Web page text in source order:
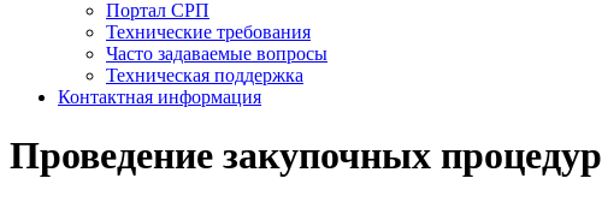
Портал СРП
Технические требования
Часто задаваемые вопросы
Техническая поддержка
Контактная информация
Проведение закупочных процедур